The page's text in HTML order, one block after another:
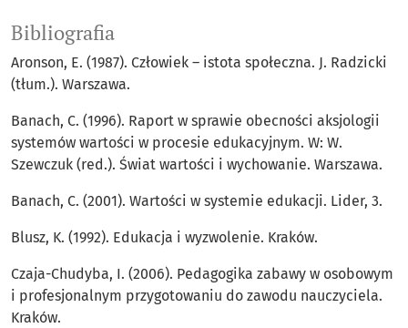
Bibliografia
Aronson, E. (1987). Człowiek – istota społeczna. J. Radzicki
(tłum.). Warszawa.
Banach, C. (1996). Raport w sprawie obecności aksjologii
systemów wartości w procesie edukacyjnym. W: W.
Szewczuk (red.). Świat wartości i wychowanie. Warszawa.
Banach, C. (2001). Wartości w systemie edukacji. Lider, 3.
Blusz, K. (1992). Edukacja i wyzwolenie. Kraków.
Czaja-Chudyba, I. (2006). Pedagogika zabawy w osobowym
i profesjonalnym przygotowaniu do zawodu nauczyciela.
Kraków.